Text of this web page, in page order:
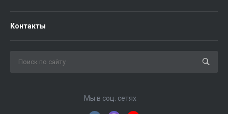
Контакты
Мы в соц. сетях